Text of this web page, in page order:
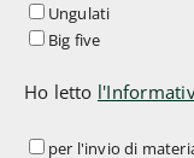
Ungulati
Big five
Ho letto
perper l'invio di